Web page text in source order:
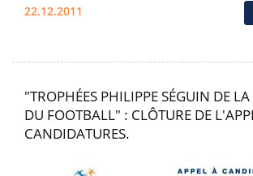
22.12.2011
"TROPHÉES PHILIPPE SÉGUIN DE
DU FOOTBALL" : CLÔTURE DE
CANDIDATURES.